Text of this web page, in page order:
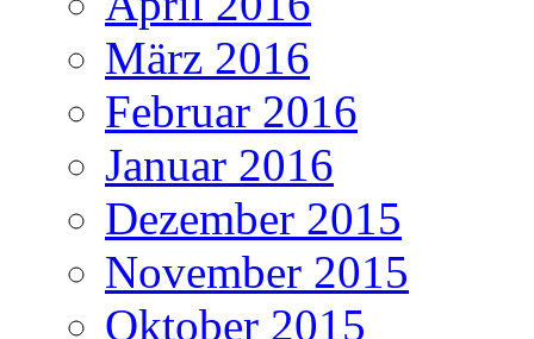
März 2016
Februar 2016
Januar 2016
Dezember 2015
November 2015
Oktober 2015